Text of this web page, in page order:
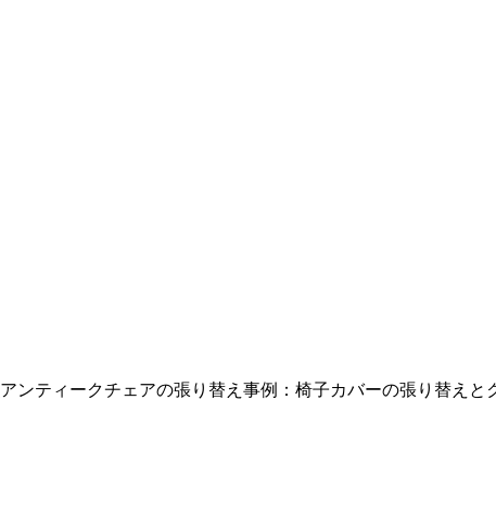
アンティークチェアの張り替え事例：椅子カバーの張り替えと